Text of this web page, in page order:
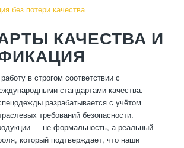
без потери качества
КАЧЕСТВА И
в строгом соответствии с
стандартами качества.
разрабатывается с учётом
требований безопасности.
— не формальность, а реальный
который подтверждает, что наши